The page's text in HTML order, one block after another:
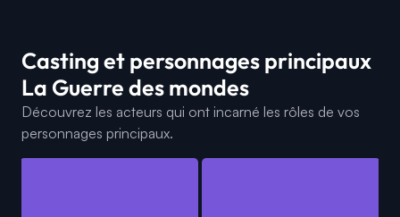
Casting et personnages principaux
La Guerre des mondes
Découvrez les acteurs qui ont incarné les rôles de vos
personnages principaux.